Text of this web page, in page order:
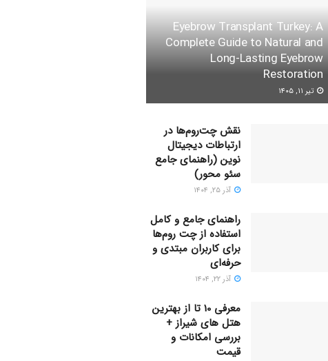
Eyebrow Transplant Turkey: A
Complete Guide to Natural and
Long-Lasting Eyebrow
Restoration
تیر ۱۱, ۱۴۰۵
نقش چت‌روم‌ها در
ارتباطات دیجیتال
نوین (راهنمای جامع
سئو محور)
آذر ۲۵, ۱۴۰۴
راهنمای جامع و کامل
استفاده از چت روم‌ها
برای کاربران مبتدی و
حرفه‌ای
آذر ۲۲, ۱۴۰۴
معرفی 10 تا از بهترین
هتل های شیراز +
بررسی امکانات و
قیمت